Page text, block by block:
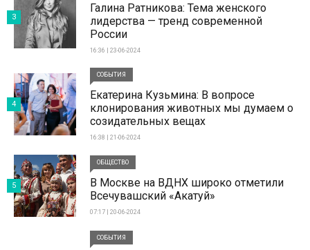
Галина Ратникова: Тема женского
лидерства — тренд современной
России
16:36 | 23-06-2024
3
СОБЫТИЯ
Екатерина Кузьмина: В вопросе
клонирования животных мы думаем о
созидательных вещах
16:38 | 21-06-2024
4
ОБЩЕСТВО
В Москве на ВДНХ широко отметили
Всечувашский «Акатуй»
07:17 | 20-06-2024
5
СОБЫТИЯ